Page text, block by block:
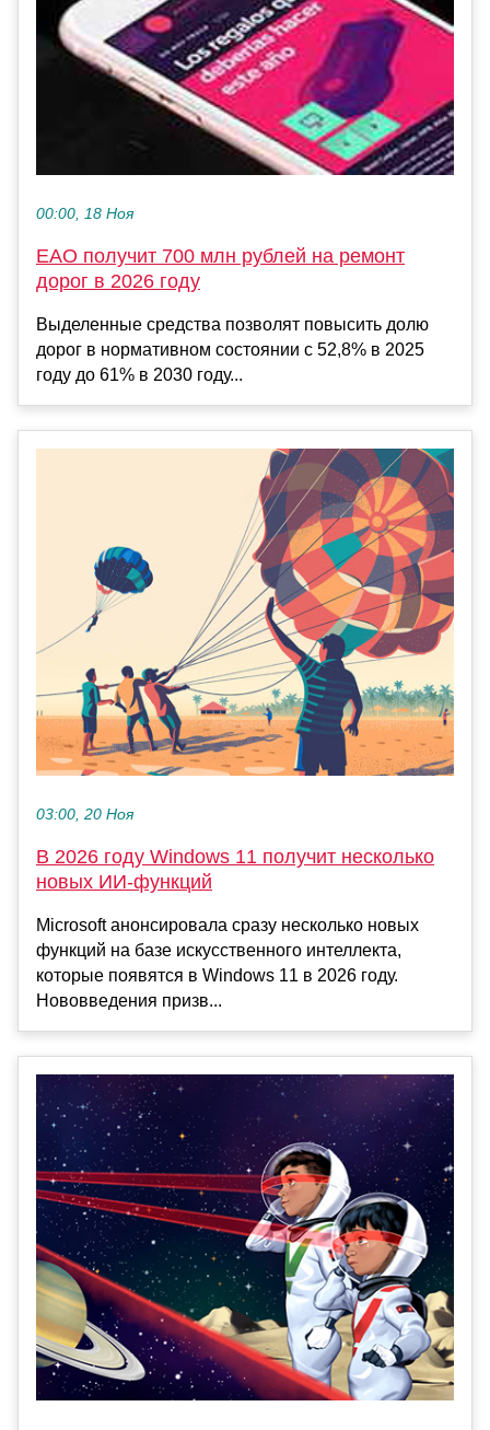
00:00, 18 Ноя
ЕАО получит 700 млн рублей на ремонт
дорог в 2026 году
Выделенные средства позволят повысить долю
дорог в нормативном состоянии с 52,8% в 2025
году до 61% в 2030 году...
03:00, 20 Ноя
В 2026 году Windows 11 получит несколько
новых ИИ-функций
Microsoft анонсировала сразу несколько новых
функций на базе искусственного интеллекта,
которые появятся в Windows 11 в 2026 году.
Нововведения призв...